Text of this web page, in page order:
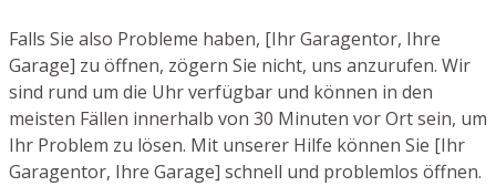
Falls Sie also Probleme haben, [Ihr Garagentor, Ihre
Garage] zu öffnen, zögern Sie nicht, uns anzurufen. Wir
sind rund um die Uhr verfügbar und können in den
meisten Fällen innerhalb von 30 Minuten vor Ort sein, um
Ihr Problem zu lösen. Mit unserer Hilfe können Sie [Ihr
Garagentor, Ihre Garage] schnell und problemlos öffnen.